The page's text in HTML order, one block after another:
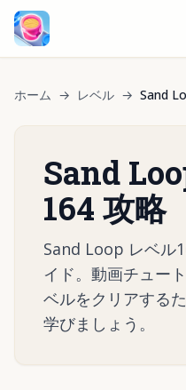
ホーム → レベル → Sand
Sand
164 攻略
Sand Loop レベル
イド。動画チュー
ベルをクリアする
学びましょう。